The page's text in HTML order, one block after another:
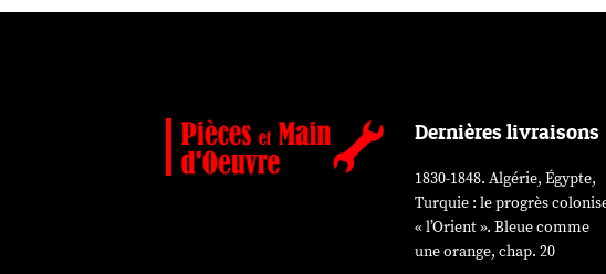
Dernières livraisons
1830-1848. Algérie, Égypte,
Turquie : le progrès
« l’Orient ». Bleue comme
une orange, chap. 20